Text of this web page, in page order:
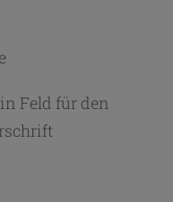
Feld für den